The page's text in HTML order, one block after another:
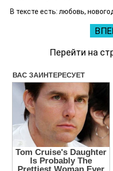
В тексте есть: любовь,
Перейти на